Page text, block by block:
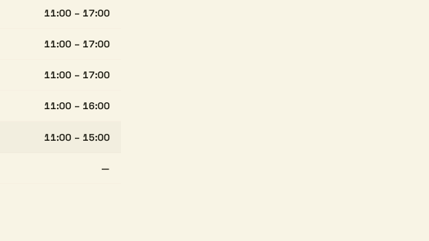
11:00 – 17:00
11:00 – 17:00
11:00 – 17:00
11:00 – 16:00
11:00 – 15:00
—